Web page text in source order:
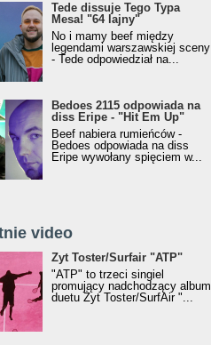
Tede dissuje Tego Typa
Mesa! "64 lajny"
No i mamy beef między
legendami warszawskiej sceny
- Tede odpowiedział na...
Bedoes 2115 odpowiada na
diss Eripe - "Hit Em Up"
Beef nabiera rumieńców -
Bedoes odpowiada na diss
Eripe wywołany spięciem w...
video
SurfAir - ATP VIDEO
Żyt Toster/Surfair "ATP"
"ATP" to trzeci singiel
promujący nadchodzący album
duetu Żyt Toster/SurfAir "...